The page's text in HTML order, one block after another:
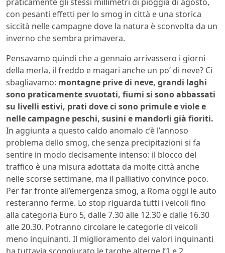
con pesanti effetti per lo smog in città e una storica
siccità nelle campagne dove la natura è sconvolta da un
inverno che sembra primavera.
Pensavamo quindi che a gennaio arrivassero i giorni
della merla, il freddo e magari anche un po’ di neve? Ci
sbagliavamo: montagne prive di neve, grandi laghi
sono praticamente svuotati, fiumi si sono abbassati
su livelli estivi, prati dove ci sono primule e viole e
nelle campagne peschi, susini e mandorli già fioriti.
In aggiunta a questo caldo anomalo c’è l’annoso
problema dello smog, che senza precipitazioni si fa
sentire in modo decisamente intenso: il blocco del
traffico è una misura adottata da molte città anche
nelle scorse settimane, ma il palliativo convince poco.
Per far fronte all’emergenza smog, a Roma oggi le auto
resteranno ferme. Lo stop riguarda tutti i veicoli fino
alla categoria Euro 5, dalle 7.30 alle 12.30 e dalle 16.30
alle 20.30. Potranno circolare le categorie di veicoli
meno inquinanti. Il miglioramento dei valori inquinanti